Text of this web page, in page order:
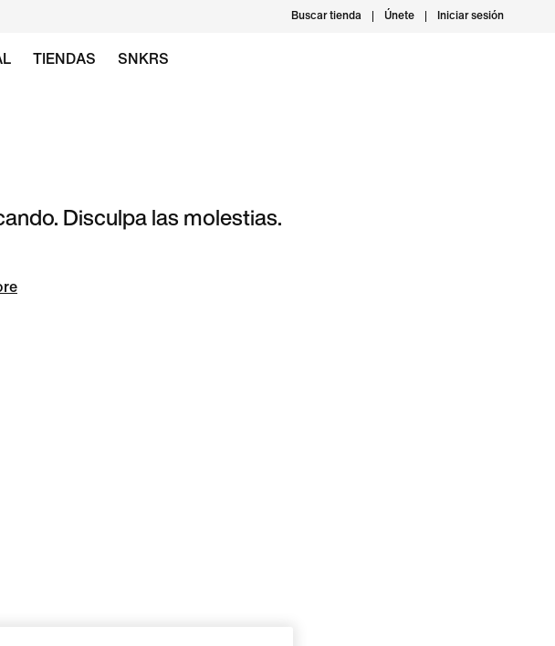
Buscar tienda Únete Iniciar sesión
TIENDAS SNKRS
Disculpa las molestias.